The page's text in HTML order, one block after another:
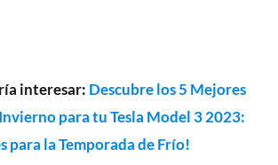
interesar: Descubre los 5 Mejores
para tu Tesla Model 3 2023:
para la Temporada de Frío!